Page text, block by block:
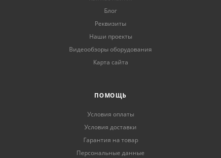
Блог
Реквизиты
Наши проекты
Видеообзоры оборудования
Карта сайта
ПОМОЩЬ
Условия оплаты
Условия доставки
Гарантия на товар
Персональные данные